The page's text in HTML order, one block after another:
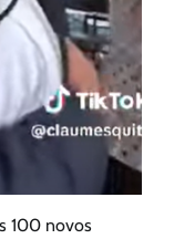
100 novos